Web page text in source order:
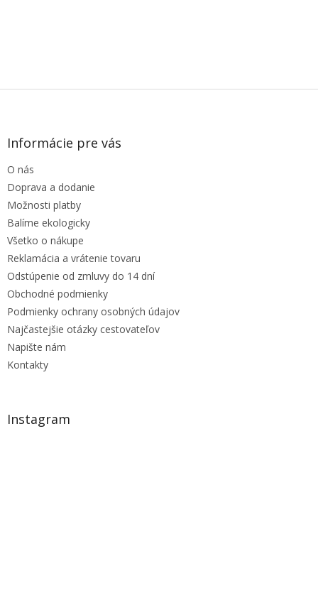
Z
Informácie pre vás
O nás
Doprava a dodanie
Možnosti platby
Balíme ekologicky
Všetko o nákupe
Reklamácia a vrátenie tovaru
Odstúpenie od zmluvy do 14 dní
Obchodné podmienky
Podmienky ochrany osobných údajov
Najčastejšie otázky cestovateľov
Napište nám
Kontakty
Instagram